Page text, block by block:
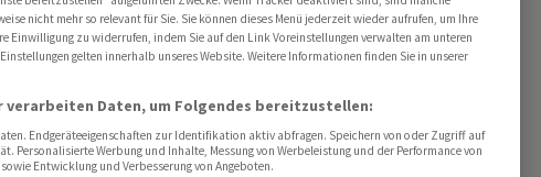
nicht mehr so relevant für Sie. Sie können dieses Menü jederzeit wieder aufrufen, um Ihre
Einwilligung zu widerrufen, indem Sie auf den Link Voreinstellungen verwalten am unteren
gelten innerhalb unseres Website. Weitere Informationen finden Sie in unserer
verarbeiten Daten, um Folgendes bereitzustellen:
Endgeräteeigenschaften zur Identifikation aktiv abfragen. Speichern von oder Zugriff auf
Personalisierte Werbung und Inhalte, Messung von Werbeleistung und der Performance von
Entwicklung und Verbesserung von Angeboten.